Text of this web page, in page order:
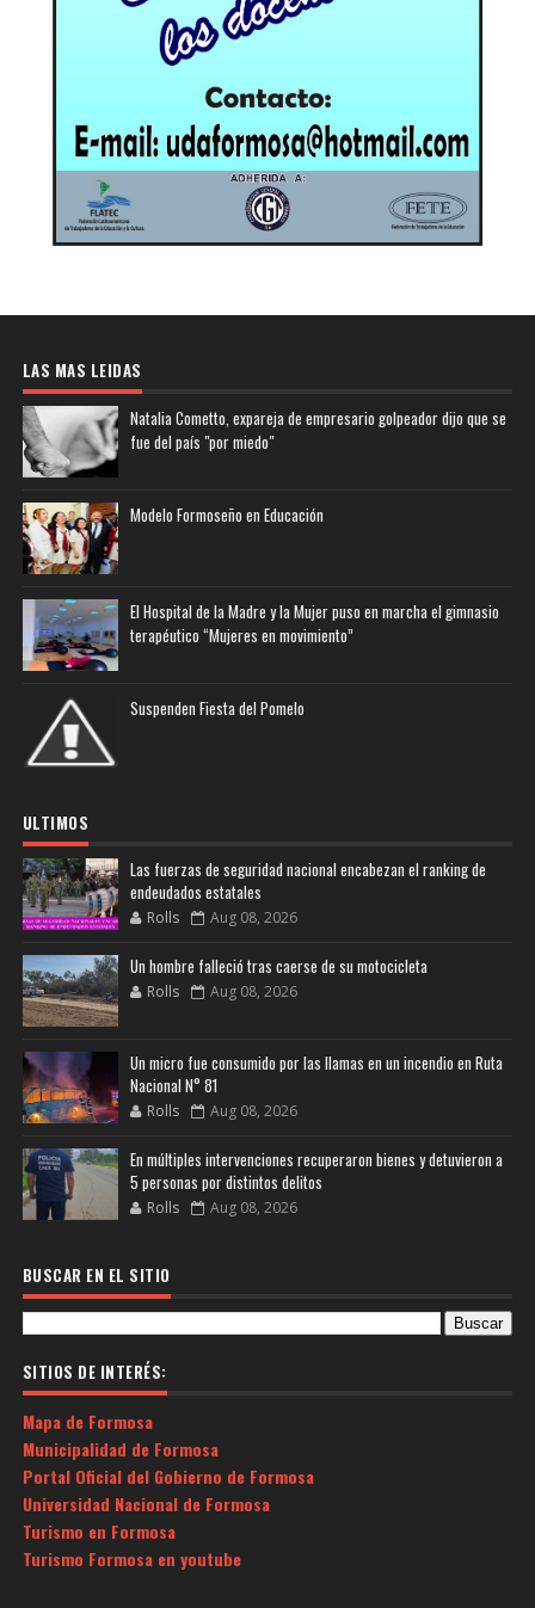
LAS MAS LEIDAS
Natalia Cometto, expareja de empresario golpeador dijo que se
fue del país "por miedo"
Modelo Formoseño en Educación
El Hospital de la Madre y la Mujer puso en marcha el gimnasio
terapéutico “Mujeres en movimiento”
Suspenden Fiesta del Pomelo
ULTIMOS
Las fuerzas de seguridad nacional encabezan el ranking de
endeudados estatales
Rolls Aug 08, 2026
Un hombre falleció tras caerse de su motocicleta
Rolls Aug 08, 2026
Un micro fue consumido por las llamas en un incendio en Ruta
Nacional N° 81
Rolls Aug 08, 2026
En múltiples intervenciones recuperaron bienes y detuvieron a
5 personas por distintos delitos
Rolls Aug 08, 2026
BUSCAR EN EL SITIO
SITIOS DE INTERÉS:
Mapa de Formosa
Municipalidad de Formosa
Portal Oficial del Gobierno de Formosa
Universidad Nacional de Formosa
Turismo en Formosa
Turismo Formosa en youtube